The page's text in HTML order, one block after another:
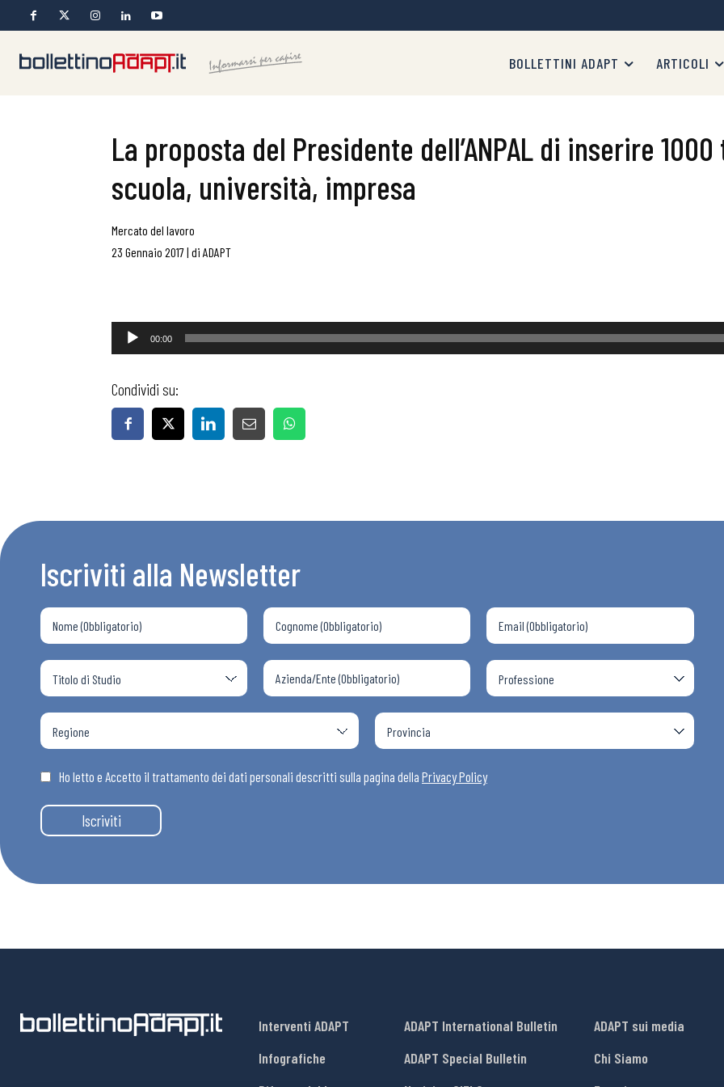
Bollettini ADAPT
Articoli
Osservatori
BOLLETTINI ADAPT ARTICOLI
La proposta del Presidente dell’ANPAL di inserire
scuola, università, impresa
Mercato del lavoro
23 Gennaio 2017| di ADAPT
Audio
Player
00:00
Condividi su:
Iscriviti alla Newsletter
Ho letto e Accetto il trattamento dei dati personali descritti sulla pagina della Privacy Policy
Iscriviti
Interventi ADAPT
Infografiche
ADAPT International Bulletin
ADAPT Special Bulletin
ADAPT sui media
Chi Siamo